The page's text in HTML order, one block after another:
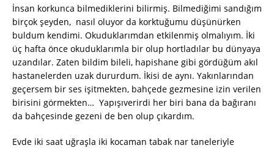
İnsan korkunca bilmediklerini bilirmiş. Bilmediğimi sandığım
birçok şeyden, nasıl oluyor da korktuğumu düşünürken
buldum kendimi. Okuduklarımdan etkilenmiş olmalıyım. İki
üç hafta önce okuduklarımla bir olup hortladılar bu dünyaya
uzandılar. Zaten bildim bileli, hapishane gibi gördüğüm akıl
hastanelerden uzak dururdum. İkisi de aynı. Yakınlarından
geçersem bir ses işitmekten, bahçede gezmesine izin verilen
birisini görmekten… Yapışıverirdi her biri bana da bağıranı
da bahçesinde gezeni de ben olup çıkardım.
Evde iki saat uğraşla iki kocaman tabak nar taneleriyle